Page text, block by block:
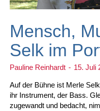
Mensch,
Selk im
Pauline Reinhardt - 15. Juli
Auf der Bühne ist Merle
ihr Instrument, der Bass.
zugewandt und bedacht,